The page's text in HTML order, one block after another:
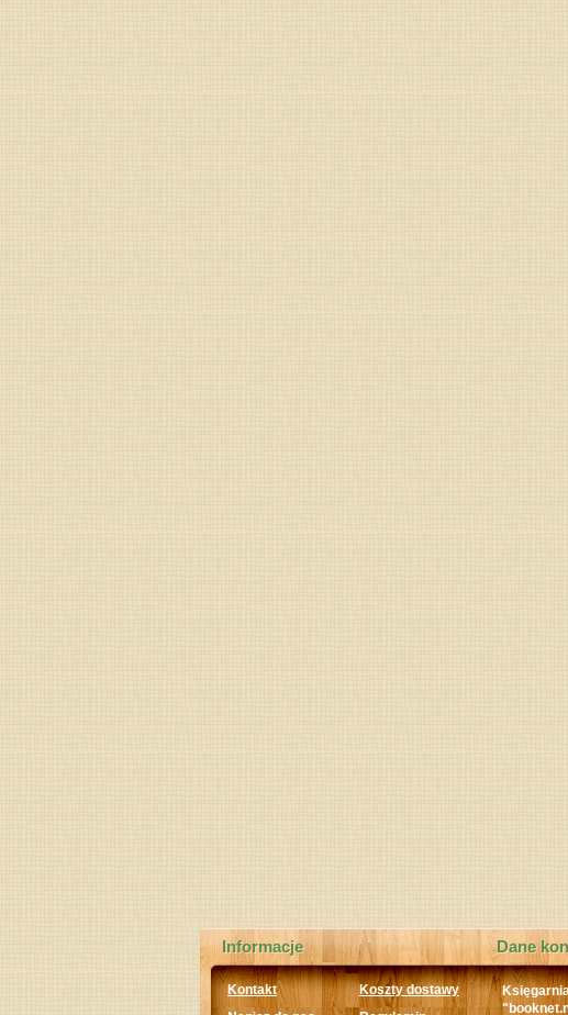
Informacje
Kontakt
Koszty dostawy
Dane